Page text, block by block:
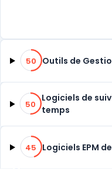
50% de compatibilité
50 Outils de
50% de compatibilité
50
Logiciels de
temps
45% de compatibilité
45 Logiciels EPM